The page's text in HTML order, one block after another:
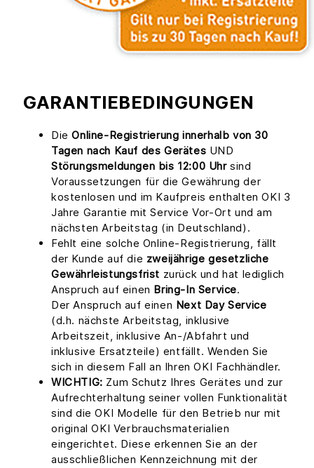
GARANTIEBEDINGUNGEN
DieOnline-Registrierung innerhalb von 30
Tagen nach Kauf des Gerätes UND
Störungsmeldungen bis 12:00 Uhrsind
Voraussetzungen für die Gewährung der
kostenlosen und im Kaufpreis enthalten OKI 3
Jahre Garantie mit Service Vor-Ort und am
nächsten Arbeitstag (in Deutschland).
Fehlt eine solche Online-Registrierung, fällt
der Kunde auf die zweijährige gesetzliche
Gewährleistungsfrist zurück und hat lediglich
Anspruch auf einen Bring-In Service.
Der Anspruch auf einen Next Day Service
(d.h. nächste Arbeitstag, inklusive
Arbeitszeit, inklusive An-/Abfahrt und
inklusive Ersatzteile) entfällt. Wenden Sie
sich in diesem Fall an Ihren OKI Fachhändler.
WICHTIG: Zum Schutz Ihres Gerätes und zur
Aufrechterhaltung seiner vollen Funktionalität
sind die OKI Modelle für den Betrieb nur mit
original OKI Verbrauchsmaterialien
eingerichtet. Diese erkennen Sie an der
ausschließlichen Kennzeichnung mit der